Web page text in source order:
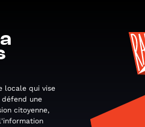
locale qui vise
une
citoyenne,